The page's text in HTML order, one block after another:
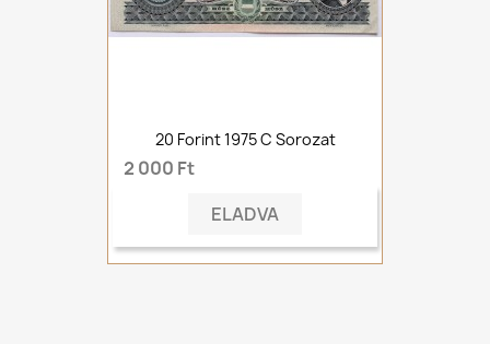
20 Forint 1975 C Sorozat
2 000 Ft
ELADVA